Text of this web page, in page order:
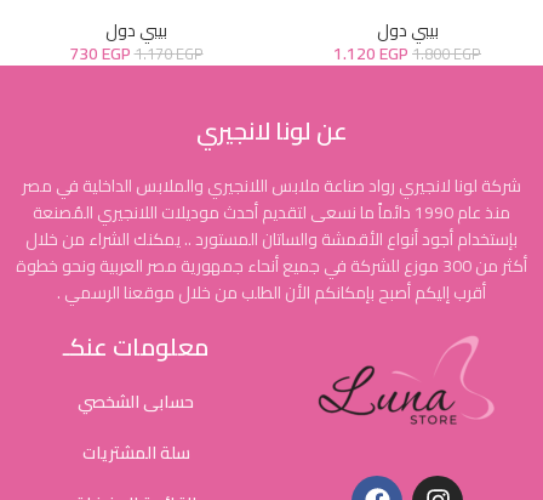
بيبي دول
1.800EGP
1.120EGP
بيبي دول
1.170EGP
730EGP
عن لونا لانجيري
شركة لونا لانجيري رواد صناعة ملابس اللانجيري والملابس الداخلية في مصر
منذ عام 1990 دائماً ما نسعى لتقديم أحدث موديلات اللانجيري المُصنعة
بإستخدام أجود أنواع الأقمشة والساتان المستورد .. يمكنك الشراء من خلال
أكثر من 300 موزع للشركة في جميع أنحاء جمهورية مصر العربية ونحو خطوة
أقرب إليكم أصبح بإمكانكم الأن الطلب من خلال موقعنا الرسمي .
معلومات عنكـ
حسابى الشخصي
سلة المشتريات